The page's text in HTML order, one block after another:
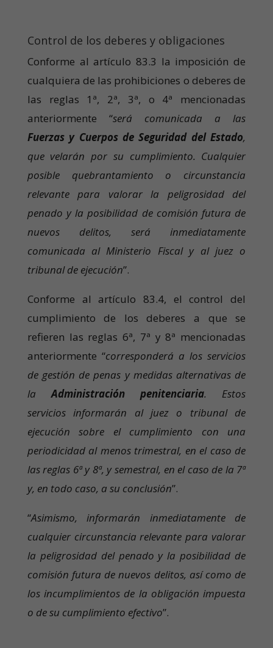
Control de los deberes y obligaciones
Conforme al artículo 83.3 la imposición de
cualquiera de las prohibiciones o deberes de
las reglas 1ª, 2ª, 3ª, o 4ª mencionadas
anteriormente “será comunicada a las
Fuerzas y Cuerpos de Seguridad del Estado,
que velarán por su cumplimiento. Cualquier
posible quebrantamiento o circunstancia
relevante para valorar la peligrosidad del
penado y la posibilidad de comisión futura de
nuevos delitos, será inmediatamente
comunicada al Ministerio Fiscal y al juez o
tribunal de ejecución”.
Conforme al artículo 83.4, el control del
cumplimiento de los deberes a que se
refieren las reglas 6ª, 7ª y 8ª mencionadas
anteriormente “corresponderá a los servicios
de gestión de penas y medidas alternativas de
laAdministración penitenciaria. Estos
servicios informarán al juez o tribunal de
ejecución sobre el cumplimiento con una
periodicidad al menos trimestral, en el caso de
las reglas 6ª y 8ª, y semestral, en el caso de la 7ª
y, en todo caso, a su conclusión”.
“Asimismo, informarán inmediatamente de
cualquier circunstancia relevante para valorar
la peligrosidad del penado y la posibilidad de
comisión futura de nuevos delitos, así como de
los incumplimientos de la obligación impuesta
o de su cumplimiento efectivo”.